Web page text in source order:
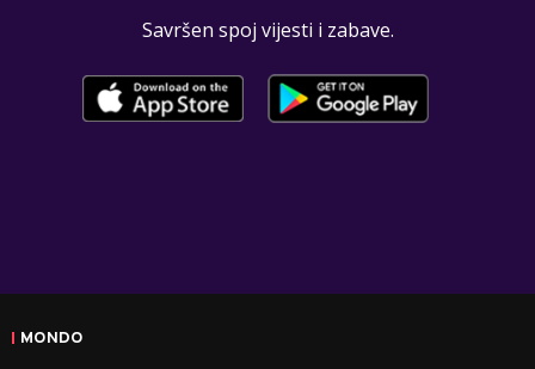
Savršen spoj vijesti i zabave.
MONDO